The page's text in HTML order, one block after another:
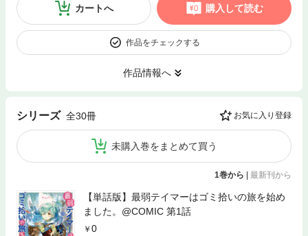
カートへ 購入して読む
作品をチェックする
作品情報へ
シリーズ 全30冊 お気に入り登録
未購入巻をまとめて買う
1巻から | 最新刊から
【単話版】最弱テイマーはゴミ拾いの旅を始め
ました。@COMIC 第1話
0